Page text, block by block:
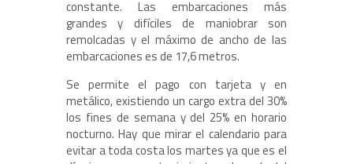
constante. Las embarcaciones más
grandes y difíciles de maniobrar son
remolcadas y el máximo de ancho de las
embarcaciones es de 17,6 metros.
Se permite el pago con tarjeta y en
metálico, existiendo un cargo extra del 30%
los fines de semana y del 25% en horario
nocturno. Hay que mirar el calendario para
evitar a toda costa los martes ya que es el